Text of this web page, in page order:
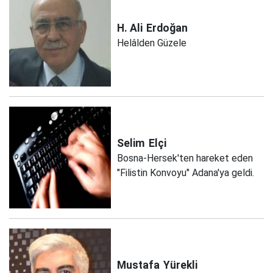
H. Ali Erdoğan
Helâlden Güzele
Selim Elçi
Bosna-Hersek'ten hareket eden
"Filistin Konvoyu" Adana'ya geldi.
Mustafa Yürekli